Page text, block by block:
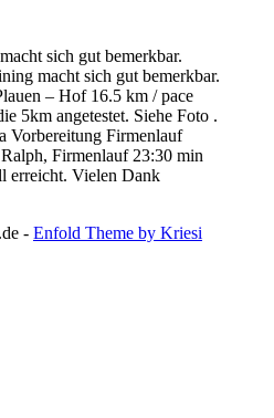
sich gut bemerkbar.
macht sich gut bemerkbar.
– Hof 16.5 km / pace
5km angetestet. Siehe Foto .
Vorbereitung Firmenlauf
Firmenlauf 23:30 min
erreicht. Vielen Dank
- Enfold Theme by Kriesi